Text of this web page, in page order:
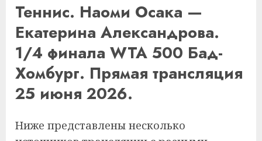
Теннис. Наоми Осака —
Екатерина Александрова.
1/4 финала WTA 500 Бад-
Хомбург. Прямая трансляция
25 июня 2026.
Ниже представлены несколько